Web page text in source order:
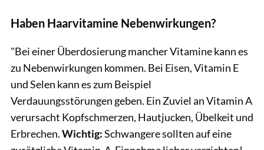
Haben Haarvitamine Nebenwirkungen?
"Bei einer Überdosierung mancher Vitamine kann es
zu Nebenwirkungen kommen. Bei Eisen, Vitamin E
und Selen kann es zum Beispiel
Verdauungsstörungen geben. Ein Zuviel an Vitamin A
verursacht Kopfschmerzen, Hautjucken, Übelkeit und
Erbrechen.Wichtig:Schwangere sollten auf eine